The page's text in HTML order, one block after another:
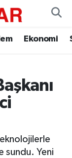
Ekonomi
sundu. Yeni